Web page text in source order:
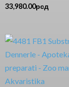
33,980.00рсд